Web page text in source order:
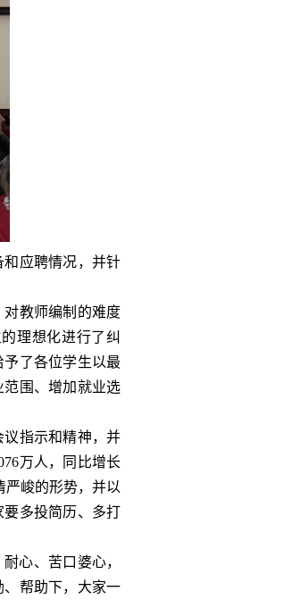
应聘情况，并针
教师编制的难度
理想化进行了纠
了各位学生以最
围、增加就业选
指示和精神，并
万人，同比增长
严峻的形势，并以
多投简历、多打
心、苦口婆心，
帮助下，大家一